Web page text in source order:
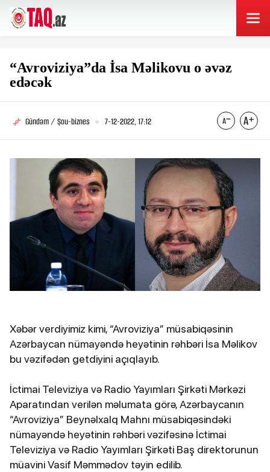
“Avroviziya”da İsa Məlikovu o əvəz
edəcək
Gündəm / Şou-biznes 7-12-2022, 17:12
Xəbər verdiyimiz kimi, “Avroviziya” müsabiqəsinin
Azərbaycan nümayəndə heyətinin rəhbəri İsa Məlikov
bu vəzifədən getdiyini açıqlayıb.
İctimai Televiziya və Radio Yayımları Şirkəti Mərkəzi
Aparatından verilən məlumata görə, Azərbaycanın
“Avroviziya” Beynəlxalq Mahnı müsabiqəsindəki
nümayəndə heyətinin rəhbəri vəzifəsinə İctimai
Televiziya və Radio Yayımları Şirkəti Baş direktorunun
müavini Vasif Məmmədov təyin edilib.